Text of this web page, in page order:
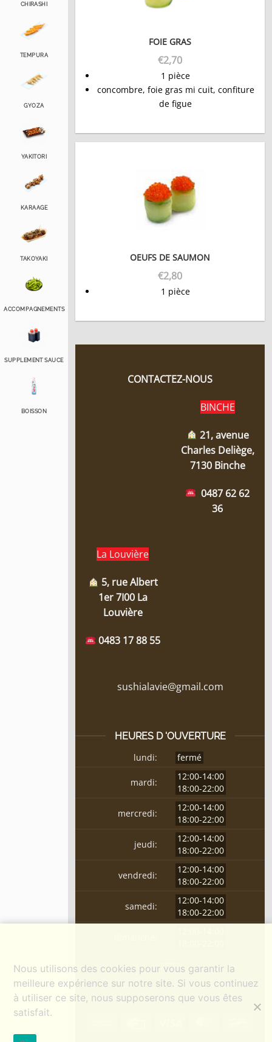
CHIRASHI
TEMPURA
GYOZA
YAKITORI
KARAAGE
TAKOYAKI
ACCOMPAGNEMENTS
SUPPLEMENT SAUCE
BOISSON
FOIE GRAS
€2,70
1 pièce
concombre, foie gras mi cuit, confiture
de figue
OEUFS DE SAUMON
€2,80
1 pièce
CONTACTEZ-NOUS
BINCHE
21, avenue
Charles Deliège,
7130 Binche
0487 62 62
36
La Louvière
5, rue Albert
1er 7I00 La
Louvière
0483 17 88 55
sushialavie@gmail.com
HEURES D 'OUVERTURE
lundi:
fermé
mardi:
12:00-14:00
18:00-22:00
mercredi:
12:00-14:00
18:00-22:00
jeudi:
12:00-14:00
18:00-22:00
vendredi:
12:00-14:00
18:00-22:00
samedi:
12:00-14:00
18:00-22:00
Nous utilisons des cookies pour vous garantir la
meilleure expérience sur notre site. Si vous continuez
à utiliser ce site, nous supposerons que vous êtes
satisfait.